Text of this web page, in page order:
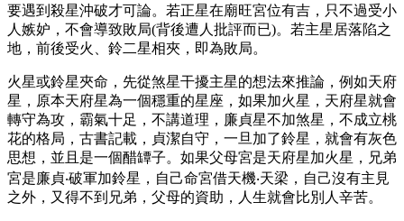
要遇到殺星沖破才可論。若正星在廟旺宮位有吉，只不過受小
人嫉妒，不會導致敗局(背後遭人批評而已)。若主星居落陷之
地，前後受火、鈴二星相夾，即為敗局。
火星或鈴星夾命，先從煞星干擾主星的想法來推論，例如天府
星，原本天府星為一個穩重的星座，如果加火星，天府星就會
轉守為攻，霸氣十足，不講道理，廉貞星不加煞星，不成立桃
花的格局，古書記載，貞潔自守，一旦加了鈴星，就會有灰色
思想，並且是一個醋罈子。如果父母宮是天府星加火星，兄弟
宮是廉貞‧破軍加鈴星，自己命宮借天機‧天梁，自己沒有主見
之外，又得不到兄弟，父母的資助，人生就會比別人辛苦。